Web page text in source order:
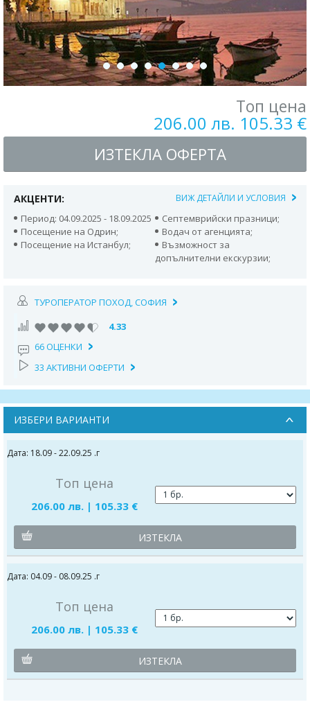
Топ цена
206.00 лв. 105.33 €
ИЗТЕКЛА ОФЕРТА
АКЦЕНТИ: ВИЖ ДЕТАЙЛИ И УСЛОВИЯ
Период: 04.09.2025 - 18.09.2025
Септемврийски празници;
Посещение на Одрин;
Водач от агенцията;
Посещение на Истанбул;
Възможност за
допълнителни екскурзии;
ТУРОПЕРАТОР ПОХОД, СОФИЯ
4.33
66 ОЦЕНКИ
33 АКТИВНИ ОФЕРТИ
ИЗБЕРИ ВАРИАНТИ
Дата: 18.09 - 22.09.25 .г
Топ цена
206.00 лв. | 105.33 €
ИЗТЕКЛА
Дата: 04.09 - 08.09.25 .г
Топ цена
206.00 лв. | 105.33 €
ИЗТЕКЛА